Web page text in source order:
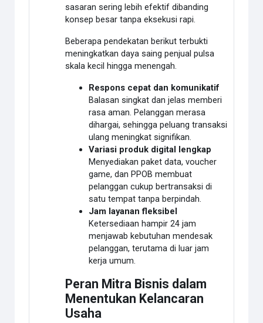
sasaran sering lebih efektif dibanding
konsep besar tanpa eksekusi rapi.
Beberapa pendekatan berikut terbukti
meningkatkan daya saing penjual pulsa
skala kecil hingga menengah.
Respons cepat dan komunikatif
Balasan singkat dan jelas memberi
rasa aman. Pelanggan merasa
dihargai, sehingga peluang transaksi
ulang meningkat signifikan.
Variasi produk digital lengkap
Menyediakan paket data, voucher
game, dan PPOB membuat
pelanggan cukup bertransaksi di
satu tempat tanpa berpindah.
Jam layanan fleksibel
Ketersediaan hampir 24 jam
menjawab kebutuhan mendesak
pelanggan, terutama di luar jam
kerja umum.
Peran Mitra Bisnis dalam
Menentukan Kelancaran
Usaha